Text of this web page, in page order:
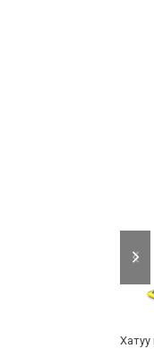
slide
slide
Хатуу